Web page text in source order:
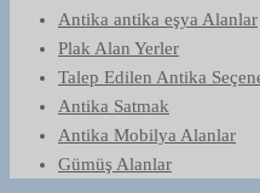
Antika antika eşya Alanlar
Plak Alan Yerler
Talep Edilen Antika
Antika Satmak
Antika Mobilya Alanlar
Gümüş Alanlar